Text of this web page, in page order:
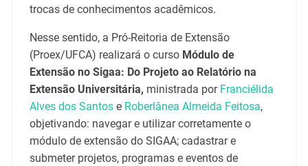
trocas de conhecimentos acadêmicos.
Nesse sentido, a Pró-Reitoria de Extensão
(Proex/UFCA) realizará o curso Módulo de
Extensão no Sigaa: Do Projeto ao Relatório na
Extensão Universitária, ministrada por Franciélida
Alves dos Santose Roberlânea Almeida Feitosa,
objetivando: navegar e utilizar corretamente o
módulo de extensão do SIGAA; cadastrar e
submeter projetos, programas e eventos de